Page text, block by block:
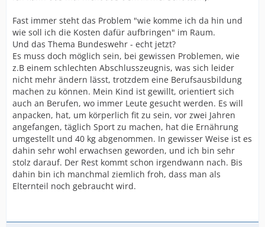
Fast immer steht das Problem "wie komme ich da hin und
wie soll ich die Kosten dafür aufbringen" im Raum.
Und das Thema Bundeswehr - echt jetzt?
Es muss doch möglich sein, bei gewissen Problemen, wie
z.B einem schlechten Abschlusszeugnis, was sich leider
nicht mehr ändern lässt, trotzdem eine Berufsausbildung
machen zu können. Mein Kind ist gewillt, orientiert sich
auch an Berufen, wo immer Leute gesucht werden. Es will
anpacken, hat, um körperlich fit zu sein, vor zwei Jahren
angefangen, täglich Sport zu machen, hat die Ernährung
umgestellt und 40 kg abgenommen. In gewisser Weise ist es
dahin sehr wohl erwachsen geworden, und ich bin sehr
stolz darauf. Der Rest kommt schon irgendwann nach. Bis
dahin bin ich manchmal ziemlich froh, dass man als
Elternteil noch gebraucht wird.